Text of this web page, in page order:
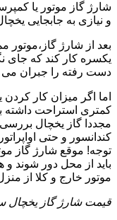
شارژ گاز موتور یا
و نیازی به جابجایی
یکسره کار کند که جای
دست رفته را جبران می
اما اگر میزان کار
مجددا گاز یخچال
کندانسور و حتی
توجه! موقع شارژ گاز
باید از محل دور شوند و
موتور خارج و کلا از
قیمت شارژ گاز یخچال